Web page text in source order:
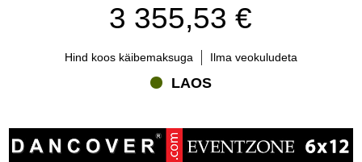
3 355,53 €
Hind koos käibemaksuga Ilma veokuludeta
LAOS